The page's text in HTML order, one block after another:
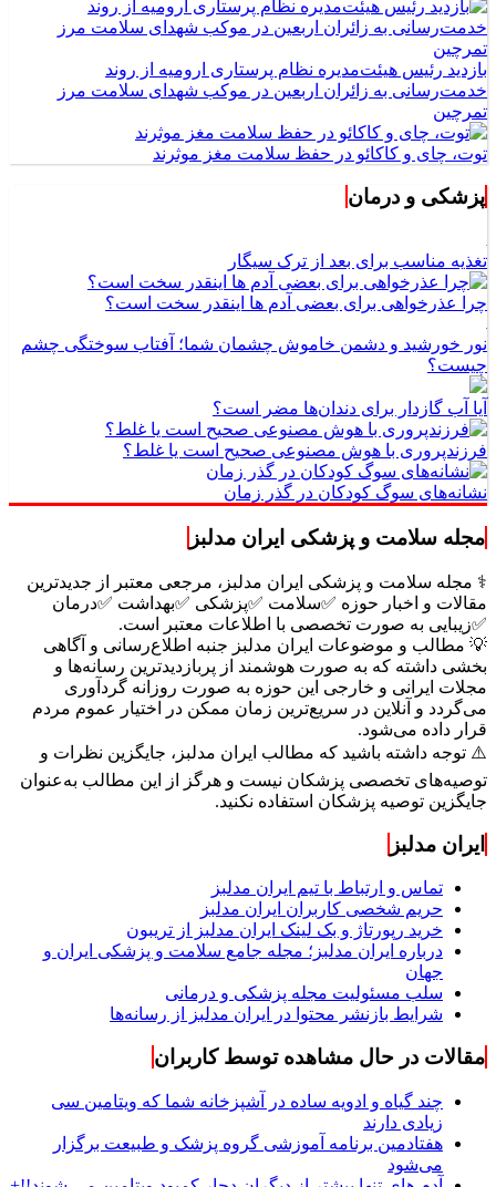
بازدید رئیس هیئت‌مدیره نظام پرستاری ارومیه از روند
خدمت‌رسانی به زائران اربعین در موکب شهدای سلامت مرز
تمرچین
توت، چای و کاکائو در حفظ سلامت مغز موثرند
پزشکی و درمان
تغذیه مناسب برای بعد از ترک سیگار
چرا عذرخواهی برای بعضی آدم ها اینقدر سخت است؟
نور خورشید و دشمن خاموش چشمان شما؛ آفتاب سوختگی چشم
چیست؟
آیا آب گازدار برای دندان‌ها مضر است؟
فرزندپروری با هوش مصنوعی صحیح است یا غلط؟
نشانه‌های سوگ کودکان در گذر زمان
مجله سلامت و پزشکی ایران مدلبز
⚕️ مجله سلامت و پزشکی ایران مدلبز، مرجعی معتبر از جدیدترین
مقالات و اخبار حوزه ✅سلامت ✅پزشکی ✅بهداشت ✅درمان
✅زیبایی به صورت تخصصی با اطلاعات معتبر است.
💡 مطالب و موضوعات ایران مدلبز جنبه اطلاع‌رسانی و آگاهی
بخشی داشته که به صورت هوشمند از پربازدیدترین رسانه‌ها و
مجلات ایرانی و خارجی این حوزه به صورت روزانه گردآوری
می‌گردد و آنلاین در سریع‌ترین زمان ممکن در اختیار عموم مردم
قرار داده می‌شود.
⚠️ توجه داشته باشید که مطالب ایران مدلبز، جایگزین نظرات و
توصیه‌های تخصصی پزشکان نیست و هرگز از این مطالب به‌عنوان
جایگزین توصیه پزشکان استفاده نکنید.
ایران مدلبز
تماس و ارتباط با تیم ایران مدلبز
حریم شخصی کاربران ایران مدلبز
خرید رپورتاژ و بک لینک ایران مدلبز از تریبون
درباره ایران مدلبز؛ مجله جامع سلامت و پزشکی ایران و
جهان
سلب مسئولیت مجله پزشکی و درمانی
شرایط بازنشر محتوا در ایران مدلبز از رسانه‌ها
مقالات در حال مشاهده توسط کاربران
چند گیاه و ادویه ساده در آشپزخانه شما که ویتامین سی
زیادی دارند
هفتادمین برنامه آموزشی گروه پزشک و طبیعت برگزار
می‌شود